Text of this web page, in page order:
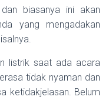
biasanya ini akan
yang mengadakan
listrik saat ada acara
tidak nyaman dan
ketidakjelasan. Belum